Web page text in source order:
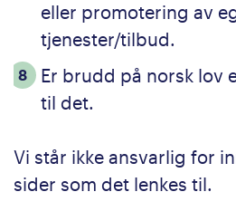
eller promotering av
tjenester/tilbud.
Er brudd på norsk lov
til det.
Vi står ikke ansvarlig for
sider som det lenkes til.